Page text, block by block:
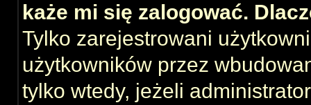
każe mi się zalogować.
Tylko zarejestrowani
użytkowników przez
tylko wtedy, jeżeli